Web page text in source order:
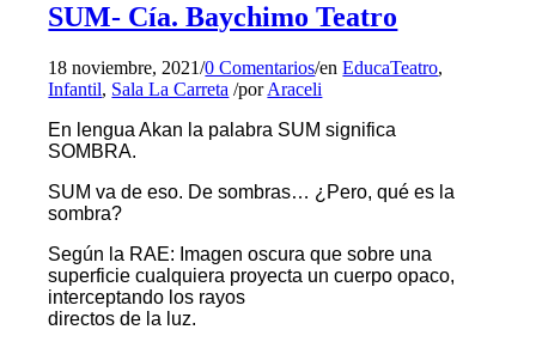
SUM- Cía. Baychimo Teatro
18 noviembre, 2021/0 Comentarios/enEducaTeatro,
Infantil, Sala La Carreta /porAraceli
En lengua Akan la palabra SUM significa
SOMBRA.
SUM va de eso. De sombras… ¿Pero, qué es la
sombra?
Según la RAE: Imagen oscura que sobre una
superficie cualquiera proyecta un cuerpo opaco,
interceptando los rayos
directos de la luz.